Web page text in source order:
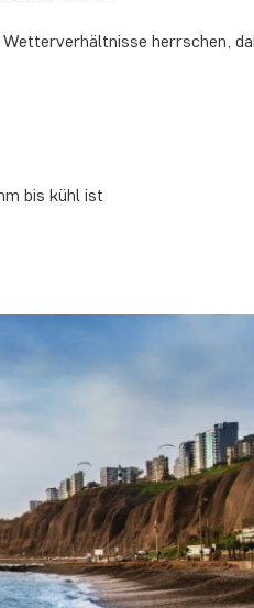
herrschen,
bis kühl ist